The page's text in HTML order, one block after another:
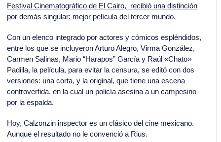
Festival Cinematográfico de El Cairo, recibió una distinción
por demás singular: mejor película del tercer mundo.
Con un elenco integrado por actores y cómicos espléndidos,
entre los que se incluyeron Arturo Alegro, Virma González,
Carmen Salinas, Mario “Harapos” García y Raúl «Chato»
Padilla, la película, para evitar la censura, se editó con dos
versiones: una corta, y la original, que tiene una escena
controvertida, en la cual un policía asesina a un campesino
por la espalda.
Hoy, Calzonzin inspector es un clásico del cine mexicano.
Aunque el resultado no le convenció a Rius.